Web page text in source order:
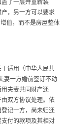
了一层并重新装
，另一方可以要求
值，而不是房屋整体
适用〈中华人民共
妻一方婚前签订不动
夫妻共同财产还
双方协议处理。依
记一方，尚未归还
付的款项及其相对